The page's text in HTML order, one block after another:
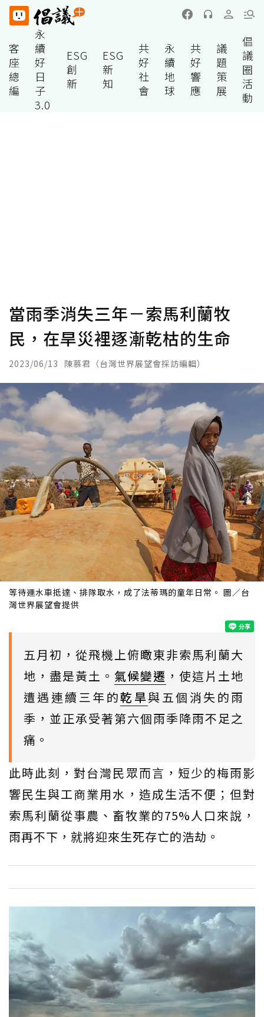
客
座
總
編
永
續
好
日
子
3.0
ESG
創
新
ESG
新
知
共
好
社
會
永
續
地
球
共
好
響
應
議
題
策
展
倡
議
圈
活
動
當雨季消失三年－索馬利蘭牧
民，在旱災裡逐漸乾枯的生命
2023/06/13 陳慕君（台灣世界展望會採訪編輯）
等待運水車抵達、排隊取水，成了法蒂瑪的童年日常。 圖／台
灣世界展望會提供
五月初，從飛機上俯瞰東非索馬利蘭大
地，盡是黃土。 氣候變遷 ，使這片土地
遭遇連續三年的乾旱與五個消失的雨
季，並正承受著第六個雨季降雨不足之
痛。
此時此刻，對台灣民眾而言，短少的梅雨影
響民生與工商業用水，造成生活不便；但對
索馬利蘭從事農、畜牧業的75%人口來說，
雨再不下，就將迎來生死存亡的浩劫。